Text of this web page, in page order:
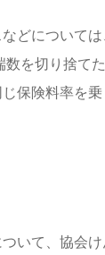
どについて
数を切り捨て
保険料率を乗
いて、協会